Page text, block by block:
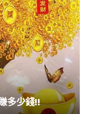
架是很平常發生
要離婚，但是，對
此的虧欠還沒了，
相處的場合中，相處
債都還清了，因此
誰。
多少錢!!